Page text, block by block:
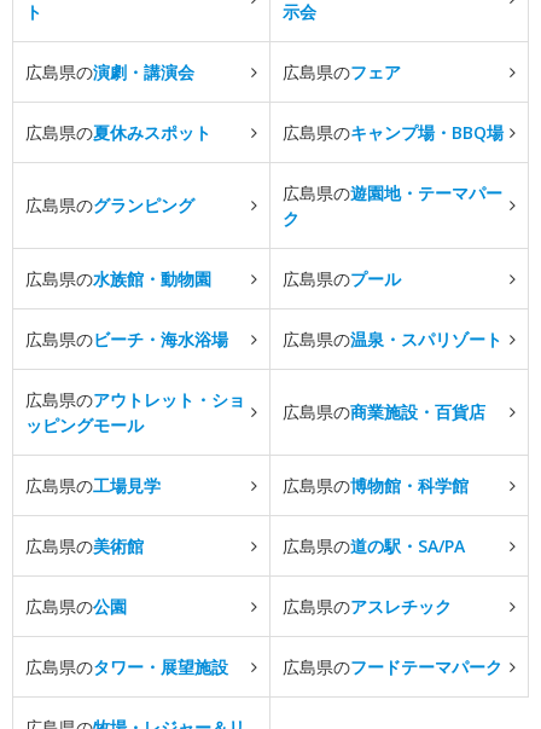
ト
示会
広島県の演劇・講演会 広島県のフェア
広島県の夏休みスポット 広島県のキャンプ場・BBQ場
広島県のグランピング
広島県の遊園地・テーマパー
ク
広島県の水族館・動物園 広島県のプール
広島県のビーチ・海水浴場 広島県の温泉・スパリゾート
広島県のアウトレット・ショ
ッピングモール
広島県の商業施設・百貨店
広島県の工場見学 広島県の博物館・科学館
広島県の美術館 広島県の道の駅・SA/PA
広島県の公園 広島県のアスレチック
広島県のタワー・展望施設 広島県のフードテーマパーク